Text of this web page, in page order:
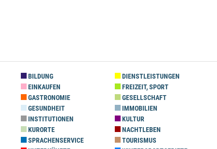
BILDUNG
DIENSTLEISTUNGEN
EINKAUFEN
FREIZEIT, SPORT
GASTRONOMIE
GESELLSCHAFT
GESUNDHEIT
IMMOBILIEN
INSTITUTIONEN
KULTUR
KURORTE
NACHTLEBEN
SPRACHENSERVICE
TOURISMUS